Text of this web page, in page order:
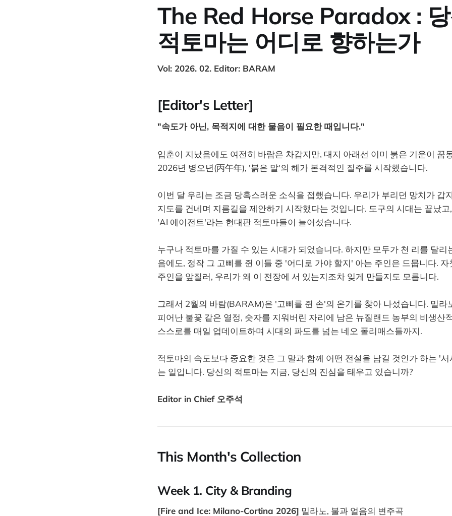
The Red Horse Paradox :
적토마는 어디로 향하는가
Vol: 2026. 02. Editor: BARAM
[Editor's Letter]
"속도가 아닌, 목적지에 대한 물음이 필요한 때입니다."
입춘이 지났음에도 여전히 바람은 차갑지만, 대지 아래선 이미 붉은 기운이 꿈
2026년 병오년(丙午年), '붉은 말'의 해가 본격적인 질주를 시작했습니다.
이번 달 우리는 조금 당혹스러운 소식을 접했습니다. 우리가 부리던 망치가 갑
지도를 건네며 지름길을 제안하기 시작했다는 것입니다. 도구의 시대는 끝났
'AI 에이전트'라는 현대판 적토마들이 늘어섰습니다.
누구나 적토마를 가질 수 있는 시대가 되었습니다. 하지만 모두가 천 리를 달리
음에도, 정작 그 고삐를 쥔 이들 중 '어디로 가야 할지' 아는 주인은 드뭅니다.
주인을 앞질러, 우리가 왜 이 전장에 서 있는지조차 잊게 만들지도 모릅니다.
그래서 2월의 바람(BARAM)은 '고삐를 쥔 손'의 온기를 찾아 나섰습니다. 밀라
피어난 불꽃 같은 열정, 숫자를 지워버린 자리에 남은 뉴질랜드 농부의 비생산
스스로를 매일 업데이트하며 시대의 파도를 넘는 네오 폴리매스들까지.
적토마의 속도보다 중요한 것은 그 말과 함께 어떤 전설을 남길 것인가 하는 '
는 일입니다. 당신의 적토마는 지금, 당신의 진심을 태우고 있습니까?
Editor in Chief 오주석
This Month's Collection
Week 1. City & Branding
[Fire and Ice: Milano-Cortina 2026] 밀라노, 불과 얼음의 변주곡